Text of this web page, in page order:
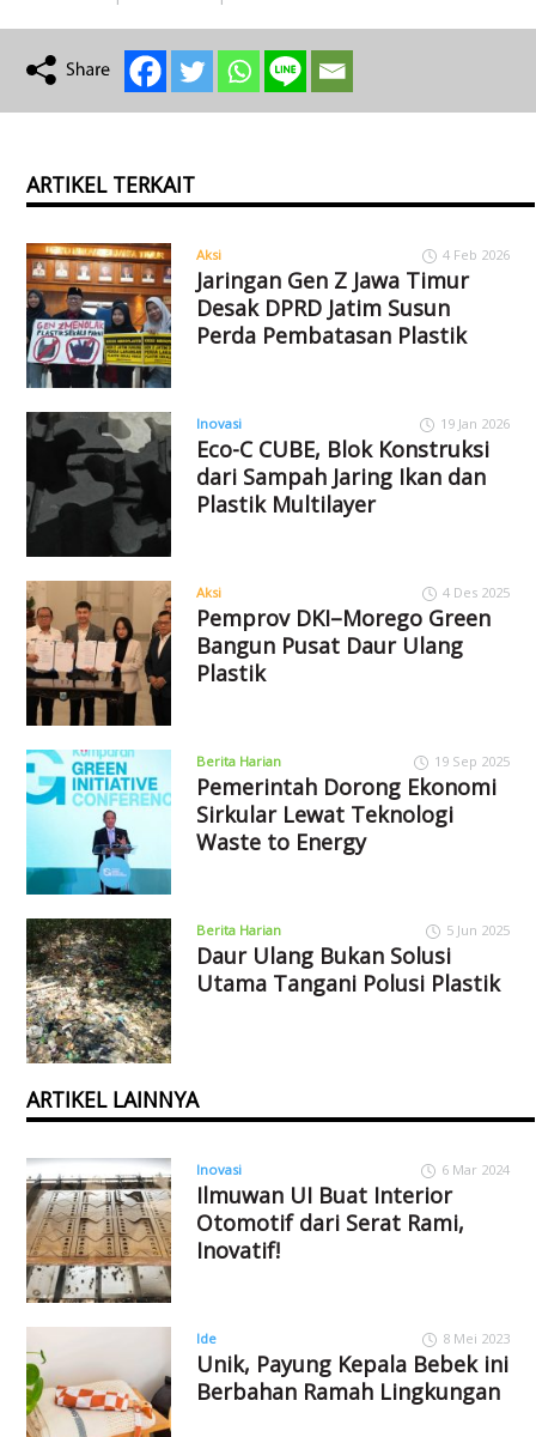
ARTIKEL TERKAIT
Aksi 4 Feb 2026
Jaringan Gen Z Jawa Timur
Desak DPRD Jatim Susun
Perda Pembatasan Plastik
Inovasi 19 Jan 2026
Eco-C CUBE, Blok Konstruksi
dari Sampah Jaring Ikan dan
Plastik Multilayer
Aksi 4 Des 2025
Pemprov DKI–Morego Green
Bangun Pusat Daur Ulang
Plastik
Berita Harian 19 Sep 2025
Pemerintah Dorong Ekonomi
Sirkular Lewat Teknologi
Waste to Energy
Berita Harian 5 Jun 2025
Daur Ulang Bukan Solusi
Utama Tangani Polusi Plastik
ARTIKEL LAINNYA
Inovasi 6 Mar 2024
Ilmuwan UI Buat Interior
Otomotif dari Serat Rami,
Inovatif!
Ide 8 Mei 2023
Unik, Payung Kepala Bebek ini
Berbahan Ramah Lingkungan